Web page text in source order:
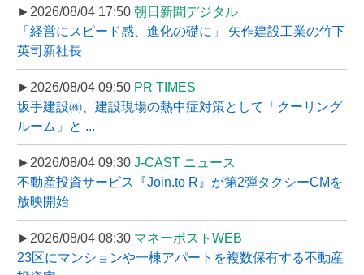
►2026/08/04 17:50 朝日新聞デジタル
「経営にスピード感、進化の礎に」 矢作建設工業の竹下
英司新社長
►2026/08/04 09:50 PR TIMES
坂手建設㈱、建設現場の熱中症対策として「クーリング
ルーム」と ...
►2026/08/04 09:30 J-CAST ニュース
不動産投資サービス『Join.to R』が第2弾タクシーCMを
放映開始
►2026/08/04 08:30 マネーポストWEB
23区にマンションや一棟アパートを複数保有する不動産